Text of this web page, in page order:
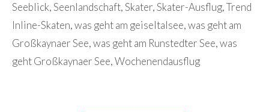
Seeblick,Seenlandschaft,Skater,Skater-Ausflug,Trend
Inline-Skaten,was geht am geiseltalsee,was geht am
Großkaynaer See,was geht am Runstedter See,was
geht Großkaynaer See,Wochenendausflug